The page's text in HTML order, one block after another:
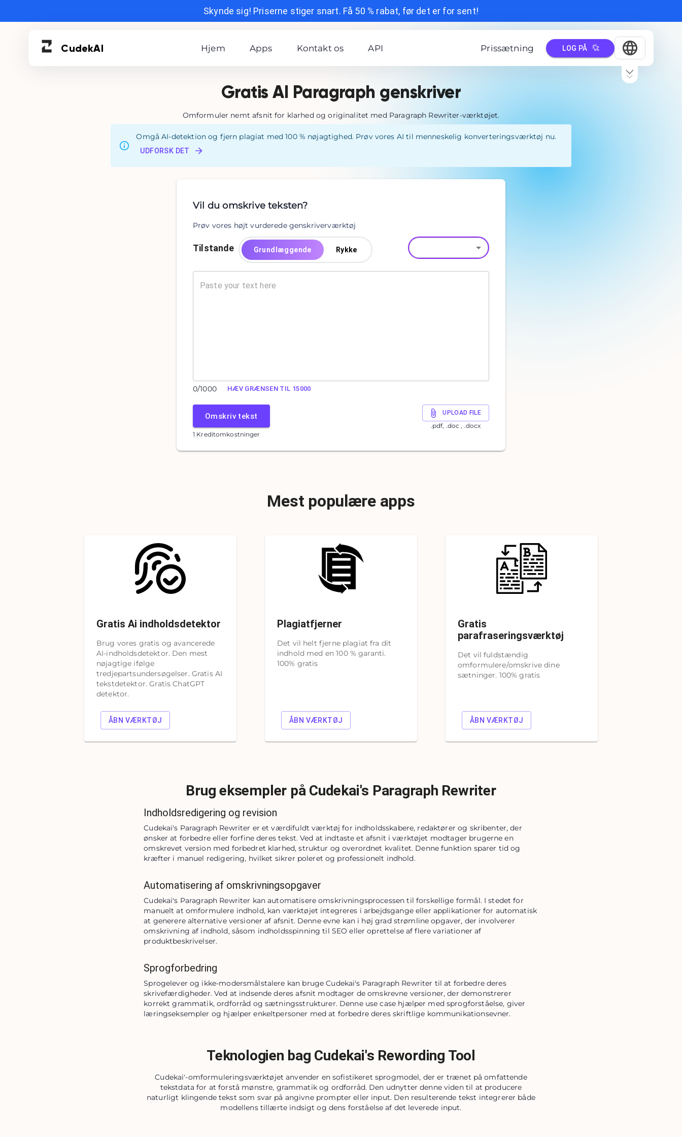
Skynde sig! Priserne stiger snart. Få 50 % rabat, før det er for sent!
CudekAI Hjem Apps Kontakt os API Prissætning LOG PÅ
Gratis AI Paragraph genskriver
Omformuler nemt afsnit for klarhed og originalitet med Paragraph Rewriter-værktøjet.
Omgå AI-detektion og fjern plagiat med 100 % nøjagtighed. Prøv vores AI til menneskelig konverteringsværktøj nu.
UDFORSK DET
Vil du omskrive teksten?
Prøv vores højt vurderede genskriverværktøj
Tilstande Grundlæggende Rykke
0/1000 HÆV GRÆNSEN TIL 15000
Omskriv tekst UPLOAD FILE
.pdf, .doc , .docx
1 Kreditomkostninger
Mest populære apps
Gratis Ai indholdsdetektor
Brug vores gratis og avancerede
AI-indholdsdetektor. Den mest
nøjagtige ifølge
tredjepartsundersøgelser. Gratis AI
tekstdetektor. Gratis ChatGPT
detektor.
ÅBN VÆRKTØJ
Plagiatfjerner
Det vil helt fjerne plagiat fra dit
indhold med en 100 % garanti.
100% gratis
ÅBN VÆRKTØJ
Gratis
parafraseringsværktøj
Det vil fuldstændig
omformulere/omskrive dine
sætninger. 100% gratis
ÅBN VÆRKTØJ
Brug eksempler på Cudekai's Paragraph Rewriter
Indholdsredigering og revision
Cudekai's Paragraph Rewriter er et værdifuldt værktøj for indholdsskabere, redaktører og skribenter, der
ønsker at forbedre eller forfine deres tekst. Ved at indtaste et afsnit i værktøjet modtager brugerne en
omskrevet version med forbedret klarhed, struktur og overordnet kvalitet. Denne funktion sparer tid og
kræfter i manuel redigering, hvilket sikrer poleret og professionelt indhold.
Automatisering af omskrivningsopgaver
Cudekai's Paragraph Rewriter kan automatisere omskrivningsprocessen til forskellige formål. I stedet for
manuelt at omformulere indhold, kan værktøjet integreres i arbejdsgange eller applikationer for automatisk
at generere alternative versioner af afsnit. Denne evne kan i høj grad strømline opgaver, der involverer
omskrivning af indhold, såsom indholdsspinning til SEO eller oprettelse af flere variationer af
produktbeskrivelser.
Sprogforbedring
Sprogelever og ikke-modersmålstalere kan bruge Cudekai's Paragraph Rewriter til at forbedre deres
skrivefærdigheder. Ved at indsende deres afsnit modtager de omskrevne versioner, der demonstrerer
korrekt grammatik, ordforråd og sætningsstrukturer. Denne use case hjælper med sprogforståelse, giver
læringseksempler og hjælper enkeltpersoner med at forbedre deres skriftlige kommunikationsevner.
Teknologien bag Cudekai's Rewording Tool
Cudekai'-omformuleringsværktøjet anvender en sofistikeret sprogmodel, der er trænet på omfattende
tekstdata for at forstå mønstre, grammatik og ordforråd. Den udnytter denne viden til at producere
naturligt klingende tekst som svar på angivne prompter eller input. Den resulterende tekst integrerer både
modellens tillærte indsigt og dens forståelse af det leverede input.